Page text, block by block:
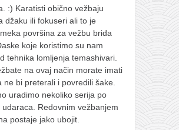
:) Karatisti obično vežbaju
džaku ili fokuseri ali to je
površina za vežbu brida
koje koristimo su nam
tehnika lomljenja temashivari.
na ovaj način morate imati
ne bi preterali i povredili šake.
uradimo nekoliko serija po
udaraca. Redovnim vežbanjem
postaje jako ubojit.